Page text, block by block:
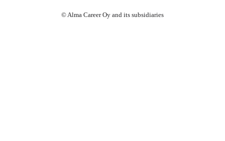
© Alma Career Oy and its subsidiaries